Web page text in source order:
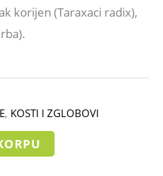
korijen (Taraxaci radix),
, KOSTI I ZGLOBOVI